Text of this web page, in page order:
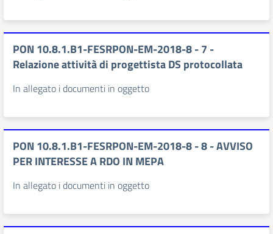
PON 10.8.1.B1-FESRPON-EM-2018-8 - 7 -
Relazione attività di progettista DS protocollata
In allegato i documenti in oggetto
PON 10.8.1.B1-FESRPON-EM-2018-8 - 8 - AVVISO
PER INTERESSE A RDO IN MEPA
In allegato i documenti in oggetto